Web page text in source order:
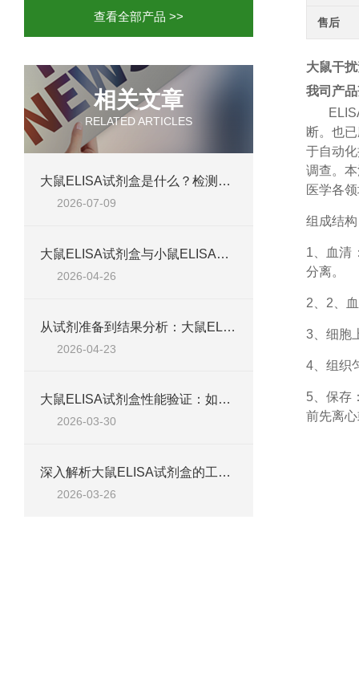
查看全部产品 >>
相关文章
RELATED ARTICLES
大鼠ELISA试剂盒是什么？检测原理、试剂盒组成与适用样本类型全解析
2026-07-09
大鼠ELISA试剂盒与小鼠ELISA试剂盒对比：检测差异、适用物种及实验场景差异化分析
2026-04-26
从试剂准备到结果分析：大鼠ELISA试剂盒操作技巧、浓度校准及实验高效完成全攻略
2026-04-23
大鼠ELISA试剂盒性能验证：如何通过检测范围、精密度、回收率等指标评估准确性
2026-03-30
深入解析大鼠ELISA试剂盒的工作原理、类型与核心试剂
2026-03-26
售后
大鼠干
我司产
断。也
于自动
调查。
医学各
组成结构
1、
血清
分离。
2、 2、
3、细胞
4、组织
5、保存
前先离